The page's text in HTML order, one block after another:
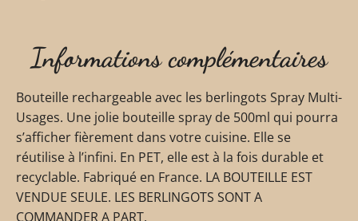
Informations complémentaires
Bouteille rechargeable avec les berlingots Spray MuIti-
Usages. Une jolie bouteille spray de 500ml qui pourra
s’afficher fièrement dans votre cuisine. Elle se
réutilise à l’infini. En PET, elle est à la fois durable et
recyclable. Fabriqué en France. LA BOUTEILLE EST
VENDUE SEULE. LES BERLINGOTS SONT A
COMMANDER A PART.